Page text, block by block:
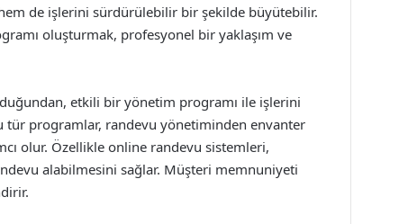
de işlerini sürdürülebilir bir şekilde büyütebilir.
oluşturmak, profesyonel bir yaklaşım ve
etkili bir yönetim programı ile işlerini
tür programlar, randevu yönetiminden envanter
olur. Özellikle online randevu sistemleri,
alabilmesini sağlar. Müşteri memnuniyeti